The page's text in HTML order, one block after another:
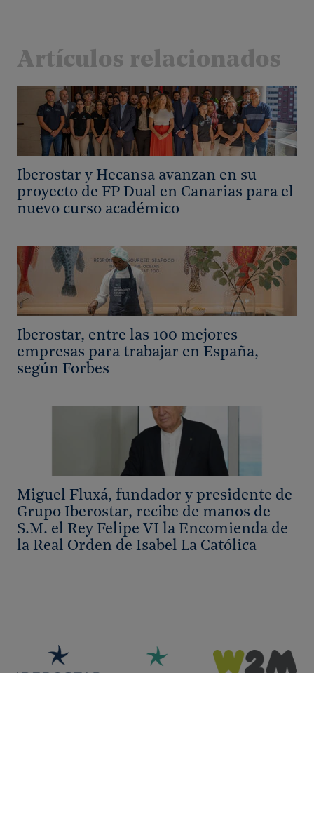
Artículos relacionados
Iberostar y Hecansa avanzan en su
proyecto de FP Dual en Canarias para el
nuevo curso académico
Iberostar, entre las 100 mejores
empresas para trabajar en España,
según Forbes
Miguel Fluxá, fundador y presidente de
Grupo Iberostar, recibe de manos de
S.M. el Rey Felipe VI la Encomienda de
la Real Orden de Isabel La Católica